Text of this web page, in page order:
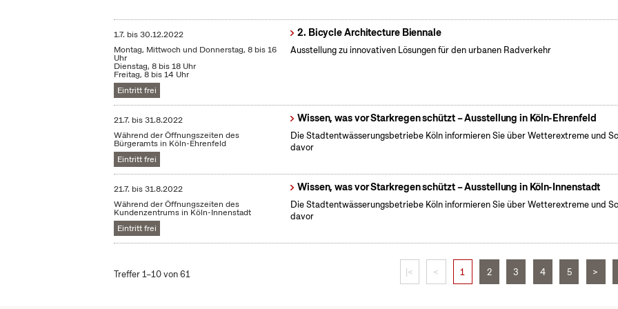
1.7. bis30.12.2022
Montag, Mittwoch und Donnerstag, 8 bis 16
Uhr
Dienstag, 8 bis 18 Uhr
Freitag, 8 bis 14 Uhr
Eintritt frei
2. Bicycle Architecture Biennale
Ausstellung zu innovativen Lösungen für den urbanen Radverkehr
21.7. bis31.8.2022
Während der Öffnungszeiten des
Bürgeramts in Köln-Ehrenfeld
Eintritt frei
Wissen, was vor Starkregen schützt – Ausstellung in Köln-Ehrenfeld
Die Stadtentwässerungsbetriebe Köln informieren Sie über Wetterextreme und
davor
21.7. bis31.8.2022
Während der Öffnungszeiten des
Kundenzentrums in Köln-Innenstadt
Eintritt frei
Wissen, was vor Starkregen schützt – Ausstellung in Köln-Innenstadt
Die Stadtentwässerungsbetriebe Köln informieren Sie über Wetterextreme und
davor
Treffer 1–10 von 61 |< < 1 2 3 4 5 >